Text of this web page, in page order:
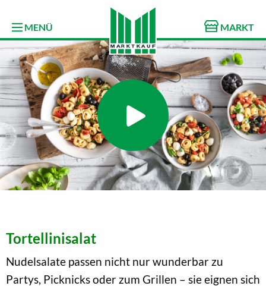
MENÜ MARKT
Tortellinisalat
Nudelsalate passen nicht nur wunderbar zu
Partys, Picknicks oder zum Grillen – sie eignen sich